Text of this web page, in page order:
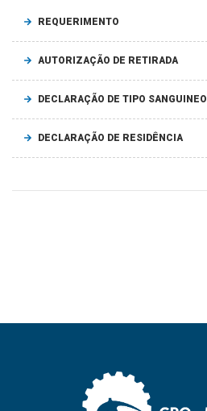
REQUERIMENTO
AUTORIZAÇÃO DE RETIRADA
DECLARAÇÃO DE TIPO SANGUINEO
DECLARAÇÃO DE RESIDÊNCIA